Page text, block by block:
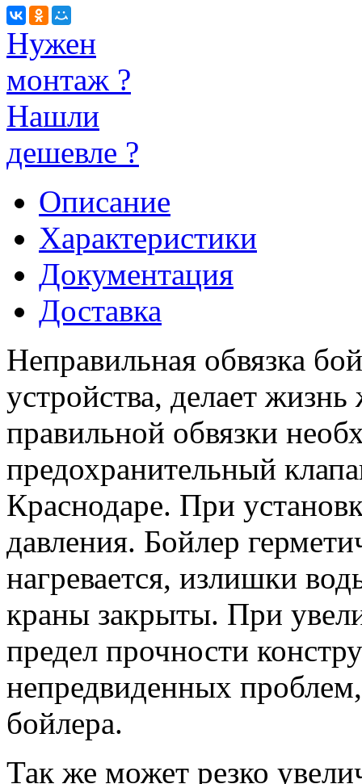
Нужен
монтаж ?
Нашли
дешевле ?
Описание
Характеристики
Документация
Доставка
Неправильная обвязка
устройства, делает
правильной обвязки
предохранительный
Краснодаре. При
давления. Бойлер
нагревается, излишки
краны закрыты. При
предел прочности
непредвиденных
бойлера.
Так же может резко